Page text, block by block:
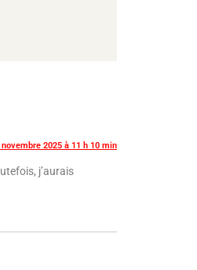
novembre 2025 à 11 h 10 min
j’aurais